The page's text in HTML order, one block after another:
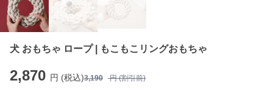
犬 おもちゃ ロープ | もこもこリングおもちゃ
2,870 円 (税込)3,190 円 (割引前)